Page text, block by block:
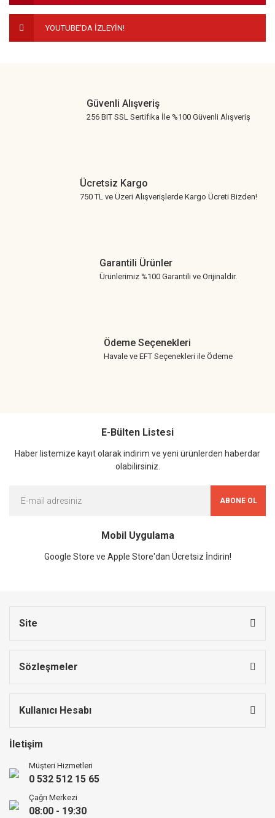
YOUTUBE'DA İZLEYİN!
Güvenli Alışveriş
256 BIT SSL Sertifika İle %100 Güvenli Alışveriş
Ücretsiz Kargo
750 TL ve Üzeri Alışverişlerde Kargo Ücreti Bizden!
Garantili Ürünler
Ürünlerimiz %100 Garantili ve Orijinaldir.
Ödeme Seçenekleri
Havale ve EFT Seçenekleri ile Ödeme
E-Bülten Listesi
Haber listemize kayıt olarak indirim ve yeni ürünlerden haberdar
olabilirsiniz.
ABONE OL
Mobil Uygulama
Google Store ve Apple Store'dan Ücretsiz İndirin!
Site
Sözleşmeler
Kullanıcı Hesabı
İletişim
Müşteri Hizmetleri
0 532 512 15 65
Çağrı Merkezi
08:00 - 19:30